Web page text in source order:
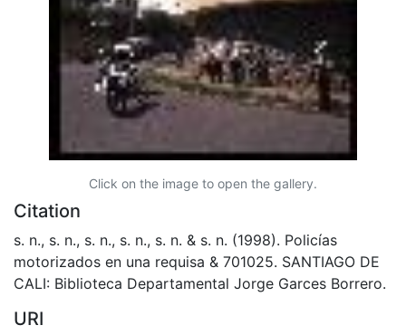
Click on the image to open the gallery.
Citation
s. n., s. n., s. n., s. n., s. n. & s. n. (1998). Policías
motorizados en una requisa & 701025. SANTIAGO DE
CALI: Biblioteca Departamental Jorge Garces Borrero.
URI